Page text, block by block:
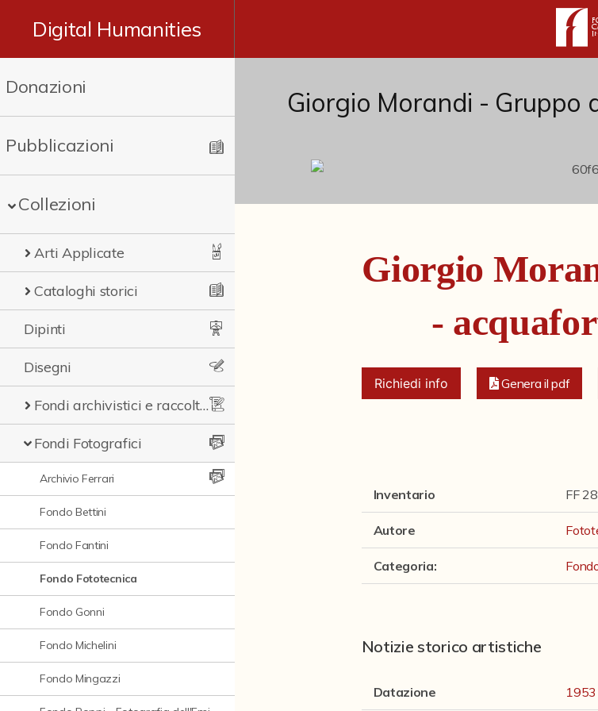
Digital Humanities
Donazioni
Pubblicazioni
Collezioni
Arti Applicate
Cataloghi storici
Dipinti
Disegni
Fondi archivistici e raccolte documentarie
Fondi Fotografici
Archivio Ferrari
Fondo Bettini
Fondo Fantini
Fondo Fototecnica
Fondo Gonni
Fondo Michelini
Fondo Mingazzi
Giorgio Morandi - Gruppo
Giorgio
-
Richiedi info Genera il pdf
Inventario FF
Autore
Categoria:
Notizie storico artistiche
Datazione